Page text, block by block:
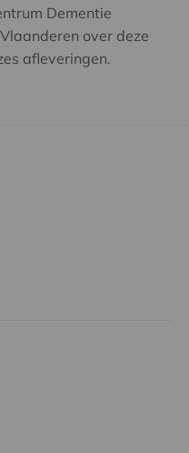
Dementie
over deze
afleveringen.